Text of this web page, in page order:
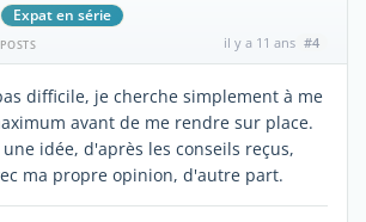
Expat en série
POSTS il y a 11 ans #4
difficile, je cherche simplement à me
avant de me rendre sur place.
idée, d'après les conseils reçus,
ma propre opinion, d'autre part.